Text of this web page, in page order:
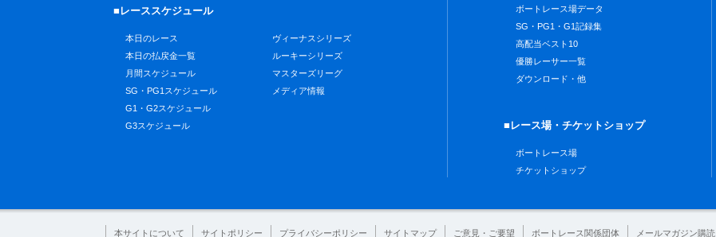
■レーススケジュール
本日のレース
本日の払戻金一覧
月間スケジュール
SG・PG1スケジュール
G1・G2スケジュール
G3スケジュール
ヴィーナスシリーズ
ルーキーシリーズ
マスターズリーグ
メディア情報
ボートレース場データ
SG・PG1・G1記録集
高配当ベスト10
優勝レーサー一覧
ダウンロード・他
■レース場・チケットショップ
ボートレース場
チケットショップ
本サイトについて サイトポリシー プライバシーポリシー サイトマップ ご意見・ご要望 ボートレース関係団体 メールマガジン購読